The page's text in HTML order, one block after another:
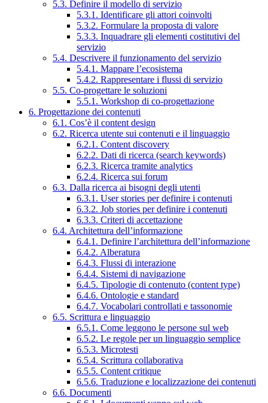
5.3. Definire il modello di servizio
5.3.1. Identificare gli attori coinvolti
5.3.2. Formulare la proposta di valore
5.3.3. Inquadrare gli elementi costitutivi del
servizio
5.4. Descrivere il funzionamento del servizio
5.4.1. Mappare l’ecosistema
5.4.2. Rappresentare i flussi di servizio
5.5. Co-progettare le soluzioni
5.5.1. Workshop di co-progettazione
6. Progettazione dei contenuti
6.1. Cos’è il content design
6.2. Ricerca utente sui contenuti e il linguaggio
6.2.1. Content discovery
6.2.2. Dati di ricerca (search keywords)
6.2.3. Ricerca tramite analytics
6.2.4. Ricerca sui forum
6.3. Dalla ricerca ai bisogni degli utenti
6.3.1. User stories per definire i contenuti
6.3.2. Job stories per definire i contenuti
6.3.3. Criteri di accettazione
6.4. Architettura dell’informazione
6.4.1. Definire l’architettura dell’informazione
6.4.2. Alberatura
6.4.3. Flussi di interazione
6.4.4. Sistemi di navigazione
6.4.5. Tipologie di contenuto (content type)
6.4.6. Ontologie e standard
6.4.7. Vocabolari controllati e tassonomie
6.5. Scrittura e linguaggio
6.5.1. Come leggono le persone sul web
6.5.2. Le regole per un linguaggio semplice
6.5.3. Microtesti
6.5.4. Scrittura collaborativa
6.5.5. Content critique
6.5.6. Traduzione e localizzazione dei contenuti
6.6. Documenti